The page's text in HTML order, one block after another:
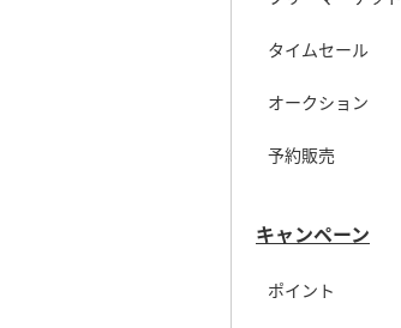
タイムセール
オークション
予約販売
キャンペーン
ポイント